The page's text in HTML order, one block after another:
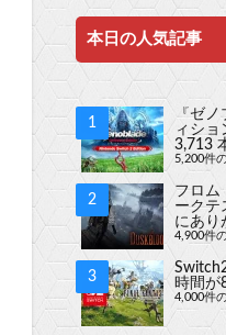
本日の人気記事
『ゼ
ィショ
3,713
5,200件
フロム
ークテ
にあり
4,900件
時間が
4,000件